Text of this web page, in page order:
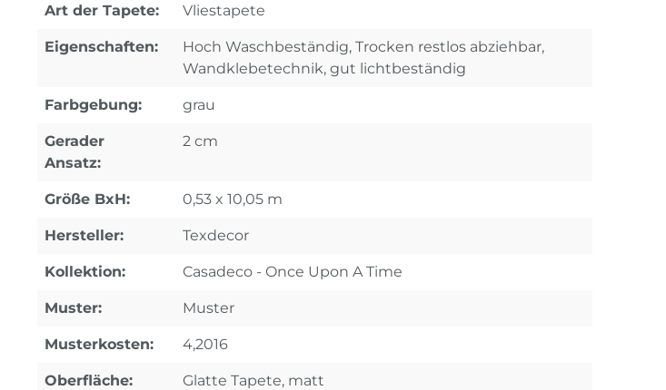
Art der Tapete: Vliestapete
Eigenschaften:
Hoch Waschbeständig, Trocken restlos abziehbar,
Wandklebetechnik, gut lichtbeständig
Farbgebung: grau
Gerader
Ansatz:
2 cm
Größe BxH: 0,53 x 10,05 m
Hersteller: Texdecor
Kollektion: Casadeco - Once Upon A Time
Muster: Muster
Musterkosten: 4,2016
Oberfläche: Glatte Tapete, matt